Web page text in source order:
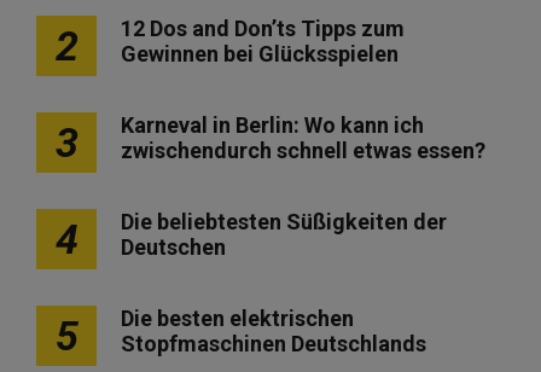
2
12 Dos and Don’ts Tipps zum
Gewinnen bei Glücksspielen
3
Karneval in Berlin: Wo kann ich
zwischendurch schnell etwas essen?
4
Die beliebtesten Süßigkeiten der
Deutschen
5
Die besten elektrischen
Stopfmaschinen Deutschlands